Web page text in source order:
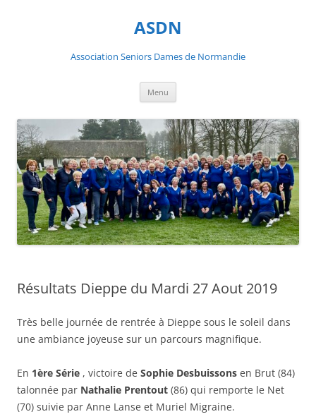
ASDN
Association Seniors Dames de Normandie
Menu
Résultats Dieppe du Mardi 27 Aout 2019
Très belle journée de rentrée à Dieppe sous le soleil dans
une ambiance joyeuse sur un parcours magnifique.
En 1ère Série , victoire de Sophie Desbuissons en Brut (84)
talonnée par Nathalie Prentout (86) qui remporte le Net
(70) suivie par Anne Lanse et Muriel Migraine.